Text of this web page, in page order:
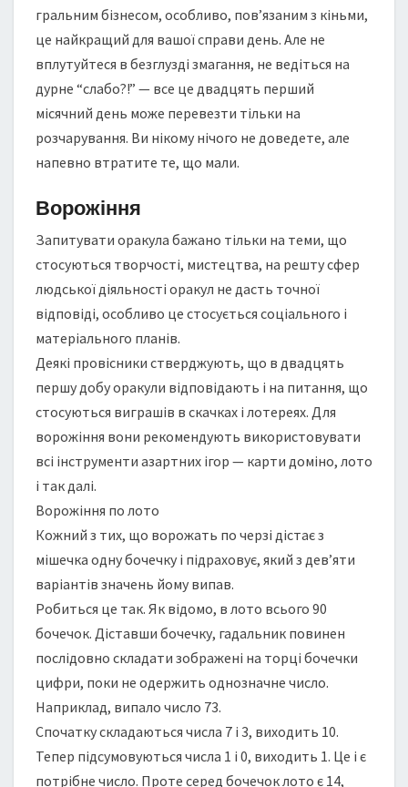
гральним бізнесом, особливо, пов’язаним з кіньми,
це найкращий для вашої справи день. Але не
вплутуйтеся в безглузді змагання, не ведіться на
дурне “слабо?!” — все це двадцять перший
місячний день може перевезти тільки на
розчарування. Ви нікому нічого не доведете, але
напевно втратите те, що мали.
Ворожіння
Запитувати оракула бажано тільки на теми, що
стосуються творчості, мистецтва, на решту сфер
людської діяльності оракул не дасть точної
відповіді, особливо це стосується соціального і
матеріального планів.
Деякі провісники стверджують, що в двадцять
першу добу оракули відповідають і на питання, що
стосуються виграшів в скачках і лотереях. Для
ворожіння вони рекомендують використовувати
всі інструменти азартних ігор — карти доміно, лото
і так далі.
Ворожіння по лото
Кожний з тих, що ворожать по черзі дістає з
мішечка одну бочечку і підраховує, який з дев’яти
варіантів значень йому випав.
Робиться це так. Як відомо, в лото всього 90
бочечок. Діставши бочечку, гадальник повинен
послідовно складати зображені на торці бочечки
цифри, поки не одержить однозначне число.
Наприклад, випало число 73.
Спочатку складаються числа 7 і 3, виходить 10.
Тепер підсумовуються числа 1 і 0, виходить 1. Це і є
потрібне число. Проте серед бочечок лото є 14,